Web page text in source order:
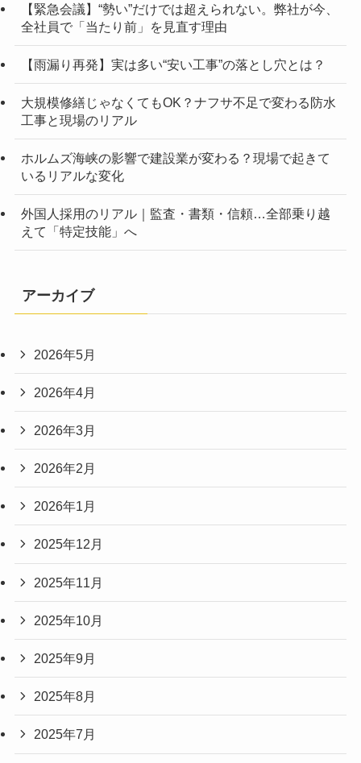
【緊急会議】“勢い”だけでは超えられない。弊社が今、
全社員で「当たり前」を見直す理由
【雨漏り再発】実は多い“安い工事”の落とし穴とは？
大規模修繕じゃなくてもOK？ナフサ不足で変わる防水
工事と現場のリアル
ホルムズ海峡の影響で建設業が変わる？現場で起きて
いるリアルな変化
外国人採用のリアル｜監査・書類・信頼…全部乗り越
えて「特定技能」へ
アーカイブ
2026年5月
2026年4月
2026年3月
2026年2月
2026年1月
2025年12月
2025年11月
2025年10月
2025年9月
2025年8月
2025年7月